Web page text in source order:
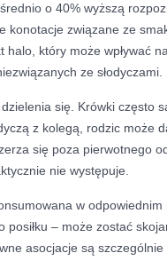
o 40% wyższą
konotacje związane ze
halo, który może wpływać
ze słodyczami.
się. Krówki często
z kolegą, rodzic może
się poza pierwotnego
nie występuje.
w odpowiednim
posiłku – może zostać
asocjacje są szczególnie